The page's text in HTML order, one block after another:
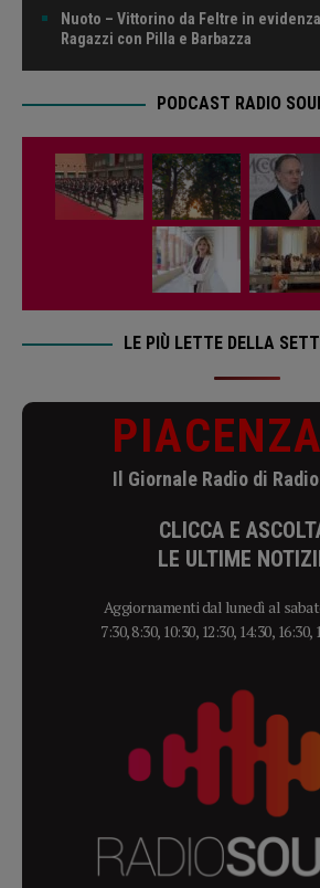
Nuoto – Vittorino da Feltre in
Ragazzi con Pilla e Barbazza
PODCAST RADIO
LE PIÙ LETTE DELLA
Il Giornale Radio di Radio
CLICCA E
LE ULTIME
Aggiornamenti dal lunedì al
7:30, 8:30, 10:30, 12:30, 14:30, 16:30,